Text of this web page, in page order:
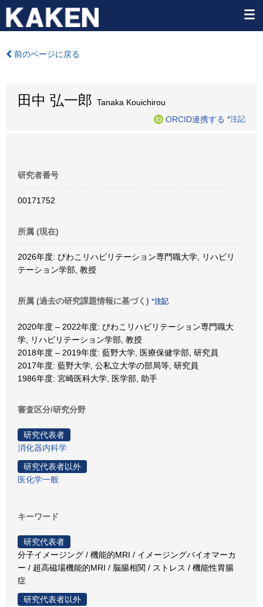
前のページに戻る
田中 弘一郎 Tanaka Kouichirou
ORCID連携する *注記
研究者番号
00171752
所属 (現在)
2026年度: びわこリハビリテーション専門職大学, リハビリ
テーション学部, 教授
所属 (過去の研究課題情報に基づく) *注記
2020年度 – 2022年度: びわこリハビリテーション専門職大
学, リハビリテーション学部, 教授
2018年度 – 2019年度: 藍野大学, 医療保健学部, 研究員
2017年度: 藍野大学, 公私立大学の部局等, 研究員
1986年度: 宮崎医科大学, 医学部, 助手
審査区分/研究分野
研究代表者
消化器内科学
研究代表者以外
医化学一般
キーワード
研究代表者
分子イメージング / 機能的MRI / イメージングバイオマーカ
ー / 超高磁場機能的MRI / 脳腸相関 / ストレス / 機能性胃腸
症
研究代表者以外